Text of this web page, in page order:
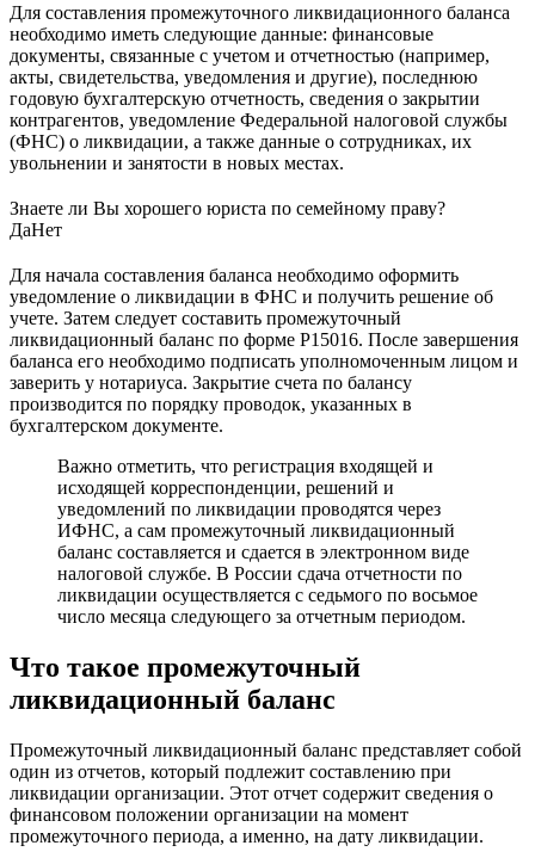
Для составления промежуточного ликвидационного баланса
необходимо иметь следующие данные: финансовые
документы, связанные с учетом и отчетностью (например,
акты, свидетельства, уведомления и другие), последнюю
годовую бухгалтерскую отчетность, сведения о закрытии
контрагентов, уведомление Федеральной налоговой службы
(ФНС) о ликвидации, а также данные о сотрудниках, их
увольнении и занятости в новых местах.
Знаете ли Вы хорошего юриста по семейному праву?
ДаНет
Для начала составления баланса необходимо оформить
уведомление о ликвидации в ФНС и получить решение об
учете. Затем следует составить промежуточный
ликвидационный баланс по форме Р15016. После завершения
баланса его необходимо подписать уполномоченным лицом и
заверить у нотариуса. Закрытие счета по балансу
производится по порядку проводок, указанных в
бухгалтерском документе.
Важно отметить, что регистрация входящей и
исходящей корреспонденции, решений и
уведомлений по ликвидации проводятся через
ИФНС, а сам промежуточный ликвидационный
баланс составляется и сдается в электронном виде
налоговой службе. В России сдача отчетности по
ликвидации осуществляется с седьмого по восьмое
число месяца следующего за отчетным периодом.
Что такое промежуточный
ликвидационный баланс
Промежуточный ликвидационный баланс представляет собой
один из отчетов, который подлежит составлению при
ликвидации организации. Этот отчет содержит сведения о
финансовом положении организации на момент
промежуточного периода, а именно, на дату ликвидации.